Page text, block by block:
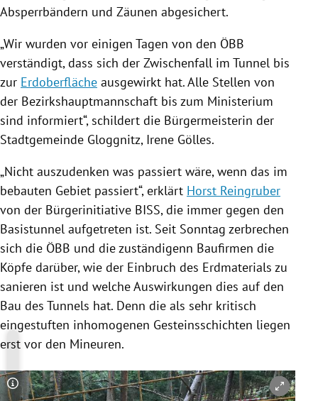
Absperrbändern und Zäunen abgesichert.
„Wir wurden vor einigen Tagen von den ÖBB
verständigt, dass sich der Zwischenfall im Tunnel bis
zur Erdoberfläche ausgewirkt hat. Alle Stellen von
der Bezirkshauptmannschaft bis zum Ministerium
sind informiert“, schildert die Bürgermeisterin der
Stadtgemeinde Gloggnitz, Irene Gölles.
„Nicht auszudenken was passiert wäre, wenn das im
bebauten Gebiet passiert“, erklärt Horst Reingruber
von der Bürgerinitiative BISS, die immer gegen den
Basistunnel aufgetreten ist. Seit Sonntag zerbrechen
sich die ÖBB und die zuständigenn Baufirmen die
Köpfe darüber, wie der Einbruch des Erdmaterials zu
sanieren ist und welche Auswirkungen dies auf den
Bau des Tunnels hat. Denn die als sehr kritisch
eingestuften inhomogenen Gesteinsschichten liegen
erst vor den Mineuren.
Copyright-Hinweis öffnen/schließen